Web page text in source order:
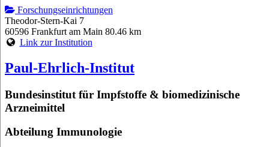
Forschungseinrichtungen
Theodor-Stern-Kai 7
60596 Frankfurt am Main 80.46 km
Link zur Institution
Paul-Ehrlich-Institut
Bundesinstitut für Impfstoffe & biomedizinische
Arzneimittel
Abteilung Immunologie